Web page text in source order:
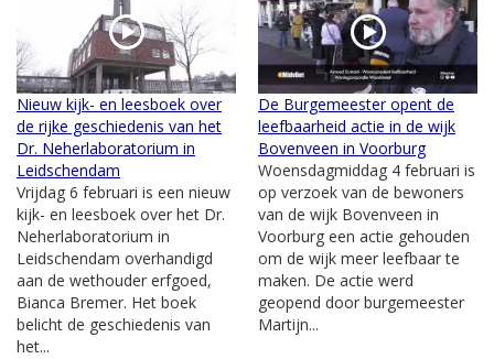
Nieuw kijk- en leesboek over
de rijke geschiedenis van het
Dr. Neherlaboratorium in
Leidschendam
Vrijdag 6 februari is een nieuw
kijk- en leesboek over het Dr.
Neherlaboratorium in
Leidschendam overhandigd
aan de wethouder erfgoed,
Bianca Bremer. Het boek
belicht de geschiedenis van
het...
De Burgemeester opent de
leefbaarheid actie in de wijk
Bovenveen in Voorburg
Woensdagmiddag 4 februari is
op verzoek van de bewoners
van de wijk Bovenveen in
Voorburg een actie gehouden
om de wijk meer leefbaar te
maken. De actie werd
geopend door burgemeester
Martijn...